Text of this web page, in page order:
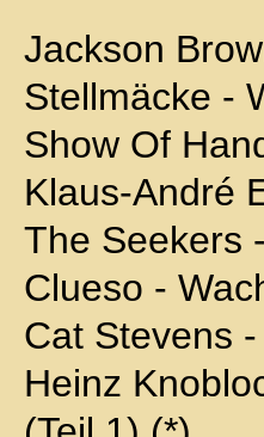
Jackson
Stellmäcke -
Show Of
Klaus-André
The Seekers
Clueso -
Cat Stevens
Heinz